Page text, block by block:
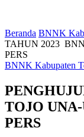
Beranda BNNK
TAHUN 2023
PERS
BNNK Kabupaten
TOJO
PERS